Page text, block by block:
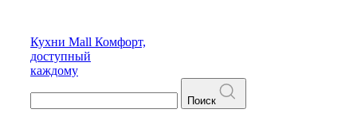
Кухни Mall Комфорт,
доступный
каждому
Поиск